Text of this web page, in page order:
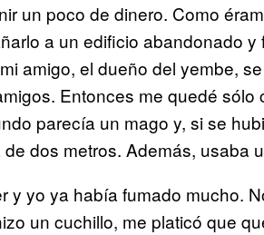
un poco de dinero. Como
a un edificio abandonado y
amigo, el dueño del yembe,
Entonces me quedé sólo
parecía un mago y, si se
dos metros. Además, usaba
y yo ya había fumado mucho.
un cuchillo, me platicó que